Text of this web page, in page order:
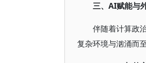
三、 AI赋能与
伴随着计算政
复杂环境与汹涌而